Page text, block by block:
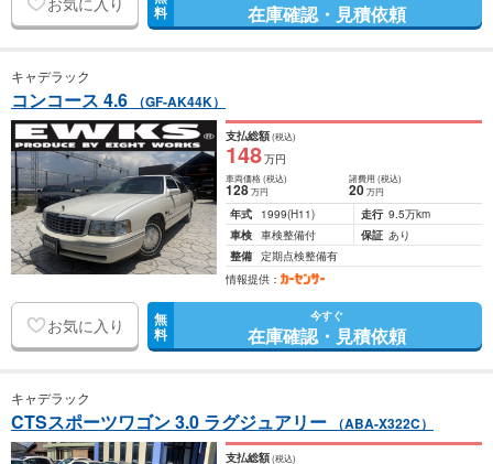
料 在庫確認・見積依頼
キャデラック
コンコース 4.6 （GF-AK44K）
支払総額(税込)
148万円
車両価格(税込)
128万円
諸費用 (税込)
20 万円
年式 1999(H11) 走行 9.5万km
車検 車検整備付 保証 あり
整備 定期点検整備有
情報提供：
お気に入り 無
料
今すぐ
在庫確認・見積依頼
キャデラック
CTSスポーツワゴン 3.0 ラグジュアリー （ABA-X322C）
支払総額(税込)